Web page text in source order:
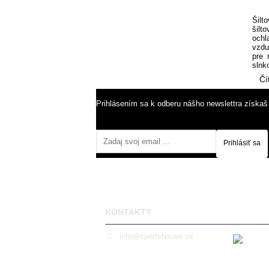
pre
Prihlásením sa k odberu nášho newslettra
Prihlásiť sa
KONTAKTY
info@sportshouse.sk